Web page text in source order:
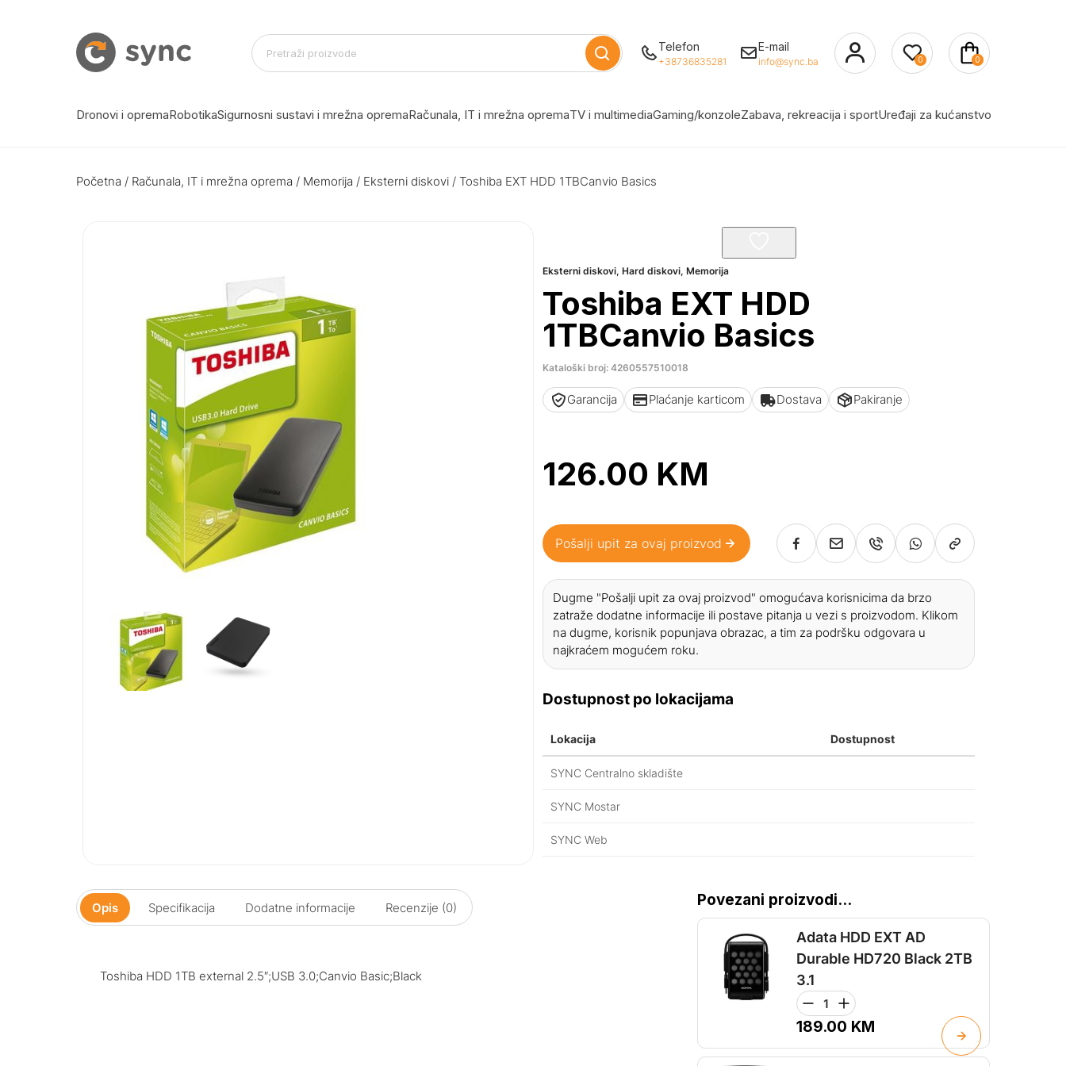
Telefon
+38736835281
E-mail
info@sync.ba 0 0
Dronovi i opremaRobotikaSigurnosni sustavi i mrežna opremaRačunala, IT i mrežna opremaTV i multimediaGaming/konzoleZabava, rekreacija i sportUređaji za kućanstvo
Početna / Računala, IT i mrežna oprema / Memorija / Eksterni diskovi / Toshiba EXT HDD 1TBCanvio Basics
Eksterni diskovi,Hard diskovi,Memorija
Toshiba EXT HDD
1TBCanvio Basics
Kataloški broj: 4260557510018
Garancija Plaćanje karticom Dostava Pakiranje
126.00 KM
Pošalji upit za ovaj proizvod
Dugme "Pošalji upit za ovaj proizvod" omogućava korisnicima da brzo
zatraže dodatne informacije ili postave pitanja u vezi s proizvodom. Klikom
na dugme, korisnik popunjava obrazac, a tim za podršku odgovara u
najkraćem mogućem roku.
Dostupnost po lokacijama
Lokacija Dostupnost
SYNC Centralno skladište
SYNC Mostar
SYNC Web
Opis Specifikacija Dodatne informacije Recenzije (0)
Toshiba HDD 1TB external 2.5″;USB 3.0;Canvio Basic;Black
Povezani proizvodi...
Adata HDD EXT AD
Durable HD720 Black 2TB
3.1
189.00 KM